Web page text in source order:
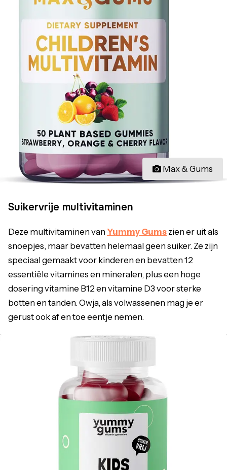
Max & Gums
Suikervrije multivitaminen
Deze multivitaminen vanYummy Gums zien er uit als
snoepjes, maar bevatten helemaal geen suiker. Ze zijn
speciaal gemaakt voor kinderen en bevatten 12
essentiële vitamines en mineralen, plus een hoge
dosering vitamine B12 en vitamine D3 voor sterke
botten en tanden. Owja, als volwassenen mag je er
gerust ook af en toe eentje nemen.